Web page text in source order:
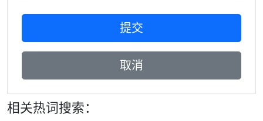
相关热词搜索：